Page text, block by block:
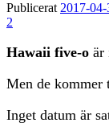
Publicerat 2017-04-
2
Hawaii five-o är
Men de kommer
Inget datum är